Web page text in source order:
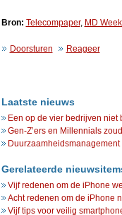
Bron: Telecompaper, MD
Doorsturen Reageer
Laatste nieuws
Een op de vier bedrijven niet
Gen-Z’ers en Millennials
Gerelateerde
Vijf redenen om de iPhone
Acht redenen om de iPhone
Vijf tips voor veilig